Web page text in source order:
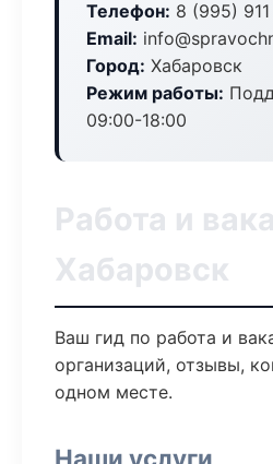
Телефон: 8 (995)
Email:
Город: Хабаровск
Режим работы:
09:00-18:00
Работа и
Хабаровск
Ваш гид по работа и
организаций, отзывы,
одном месте.
Наши услуги